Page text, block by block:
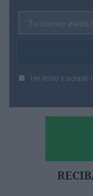
Tu correo
He leído y acepto